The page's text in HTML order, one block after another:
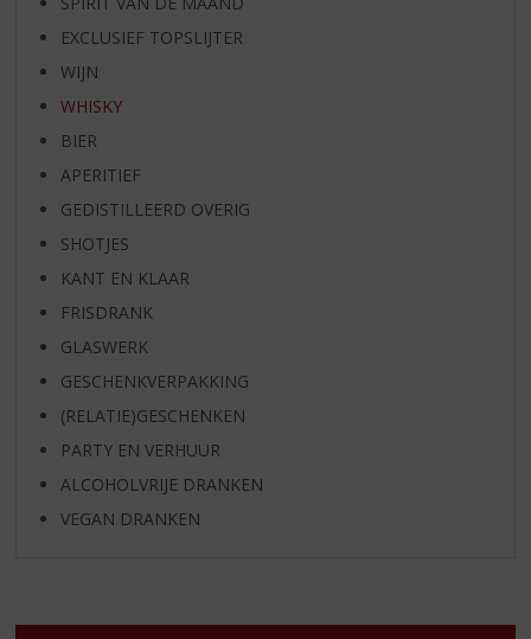
EXCLUSIEF TOPSLIJTER
WIJN
WHISKY
BIER
APERITIEF
GEDISTILLEERD OVERIG
SHOTJES
KANT EN KLAAR
FRISDRANK
GLASWERK
GESCHENKVERPAKKING
(RELATIE)GESCHENKEN
PARTY EN VERHUUR
ALCOHOLVRIJE DRANKEN
VEGAN DRANKEN